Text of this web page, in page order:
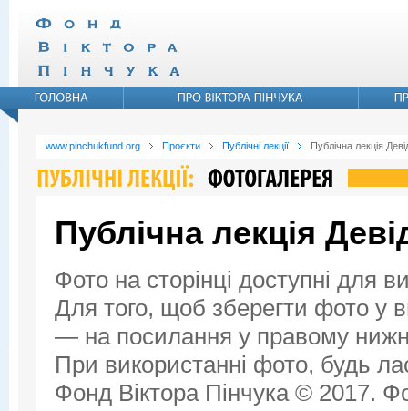
www.pinchukfund.org Проєкти Публічні лекції Публічна лекція
Публічна лекція
Фото на сторінці доступні для
Для того, щоб зберегти фото у
— на посилання у правому
При використанні фото, будь
Фонд Віктора Пінчука © 2017.